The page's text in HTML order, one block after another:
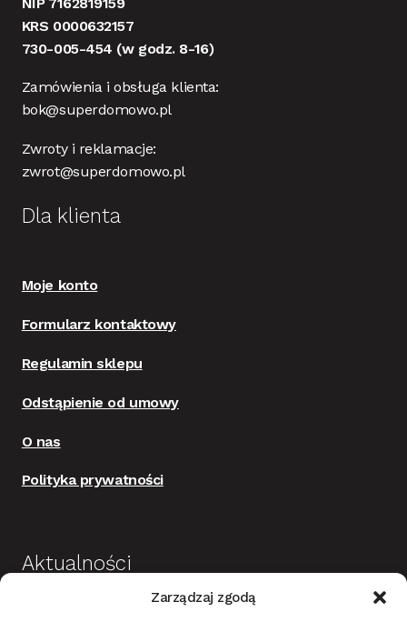
Zarządzaj zgodą
KRS 0000632157
730-005-454 (w godz. 8-16)
Zamówienia i obsługa klienta:
bok@superdomowo.pl
Zwroty i reklamacje:
zwrot@superdomowo.pl
Dla klienta
Moje konto
Formularz kontaktowy
Regulamin sklepu
Odstąpienie od umowy
O nas
Polityka prywatności
Aktualności